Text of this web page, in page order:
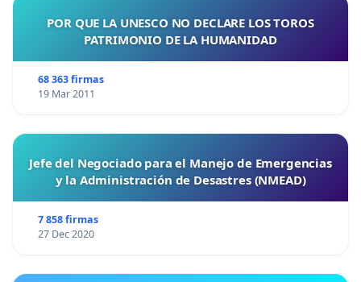
POR QUE LA UNESCO NO DECLARE LOS TOROS
PATRIMONIO DE LA HUMANIDAD
68 363 firmas
19 Mar 2011
Jefe del Negociado para el Manejo de Emergencias
y la Administración de Desastres (NMEAD)
7 858 firmas
27 Dec 2020